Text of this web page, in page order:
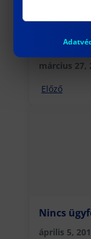
100 friss
március 27,
Előző
Nincs
április 5,